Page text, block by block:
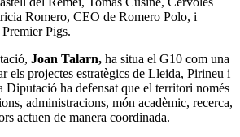
Romero, CEO de Romero Polo, i
Pigs.
Joan Talarn, ha situa el G10 com una
els projectes estratègics de Lleida, Pirineu i
Diputació ha defensat que el territori només
administracions, món acadèmic, recerca,
actuen de manera coordinada.